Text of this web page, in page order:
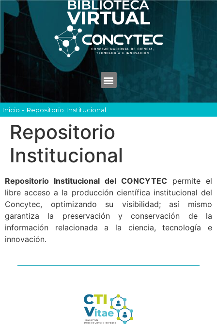
Inicio - Repositorio Institucional
Repositorio
Institucional
Repositorio Institucional del CONCYTEC permite el
libre acceso a la producción científica institucional del
Concytec, optimizando su visibilidad; así mismo
garantiza la preservación y conservación de la
información relacionada a la ciencia, tecnología e
innovación.